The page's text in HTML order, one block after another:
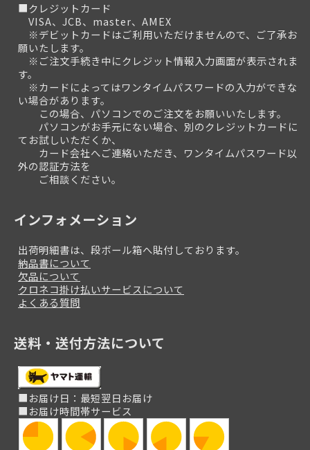
■クレジットカード
VISA、JCB、master、AMEX
※デビットカードはご利用いただけませんので、ご了承お
願いたします。
※ご注文手続き中にクレジット情報入力画面が表示されま
す。
※カードによってはワンタイムパスワードの入力ができな
い場合があります。
この場合、パソコンでのご注文をお願いいたします。
パソコンがお手元にない場合、別のクレジットカードに
てお試しいただくか、
カード会社へご連絡いただき、ワンタイムパスワード以
外の認証方法を
ご相談ください。
インフォメーション
出荷明細書は、段ボール箱へ貼付しております。
納品書について
欠品について
クロネコ掛け払いサービスについて
よくある質問
送料・送付方法について
■お届け日：最短翌日お届け
■お届け時間帯サービス